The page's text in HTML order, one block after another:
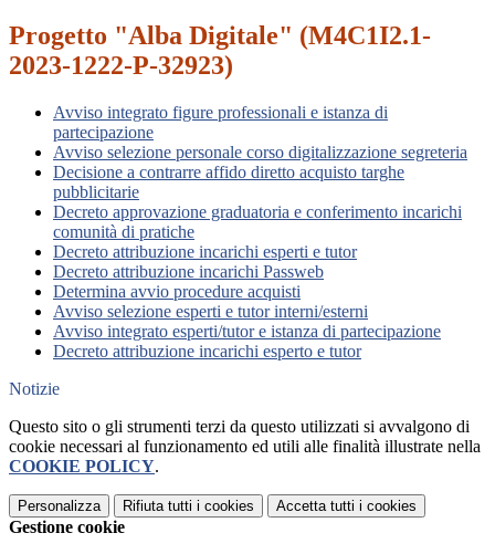
Progetto "Alba Digitale" (M4C1I2.1-
2023-1222-P-32923)
Avviso integrato figure professionali e istanza di
partecipazione
Avviso selezione personale corso digitalizzazione segreteria
Decisione a contrarre affido diretto acquisto targhe
pubblicitarie
Decreto approvazione graduatoria e conferimento incarichi
comunità di pratiche
Decreto attribuzione incarichi esperti e tutor
Decreto attribuzione incarichi Passweb
Determina avvio procedure acquisti
Avviso selezione esperti e tutor interni/esterni
Avviso integrato esperti/tutor e istanza di partecipazione
Decreto attribuzione incarichi esperto e tutor
Notizie
Questo sito o gli strumenti terzi da questo utilizzati si avvalgono di
cookie necessari al funzionamento ed utili alle finalità illustrate nella
COOKIE POLICY.
Personalizza Rifiuta tutti i cookies Accetta tutti i cookies
Gestione cookie